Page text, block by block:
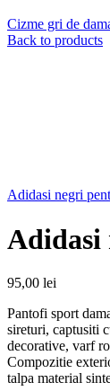
Cizme gri de
Back to products
Adidasi negri
Adidasi
95,00 lei
Pantofi sport
sireturi, captusiti
decorative, varf
Compozitie
talpa material